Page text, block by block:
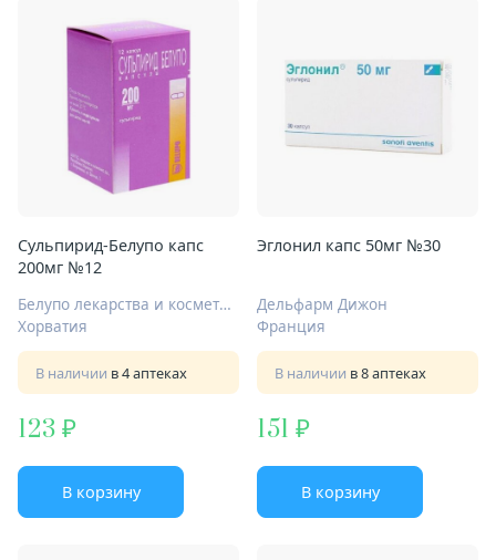
Сульпирид-Белупо капс
200мг №12
Белупо лекарства и косметика д.д.
Хорватия
В наличии в 4 аптеках
123
В корзину
Эглонил капс 50мг №30
Дельфарм Дижон
Франция
В наличии в 8 аптеках
151
В корзину